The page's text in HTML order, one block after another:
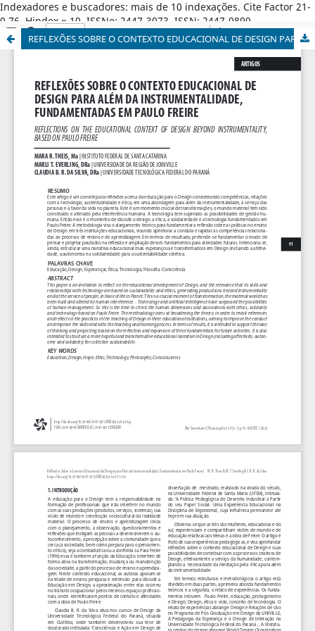
Indexadores e buscadores: mais de 10 indexações. Cite Factor 21-
0,76. Hindex = 10. ISSNe: 2447-3073. ISSN: 2447-0899.
REFLEXÕES SOBRE O CONTEXTO EDUCACIONAL DE DESIGN PARA ALÉM DA INSTRUMENTALIDADE, FUNDAMENTADAS EM PAULO FREIRE